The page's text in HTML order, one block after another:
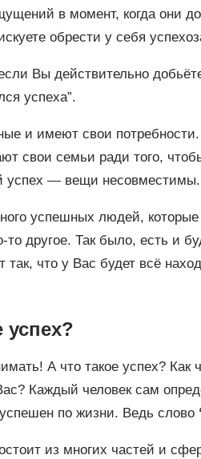
в момент, когда они
обрести у себя
Вы действительно
успеха”.
и имеют свои
свои семьи ради того,
успех — вещи несовместимы.
успешных людей,
другое. Так было, есть и
так, что у Вас будет всё
успех?
А что такое успех? Как
Каждый человек сам
по жизни. Ведь слово
из многих частей и